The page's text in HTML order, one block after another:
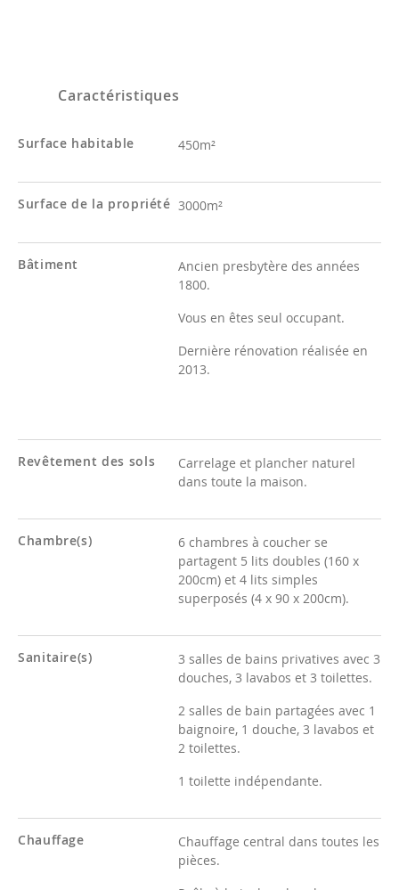
Caractéristiques
Surface habitable 450m²
Surface de la propriété 3000m²
Bâtiment
Ancien presbytère des années
1800.
Vous en êtes seul occupant.
Dernière rénovation réalisée en
2013.
Revêtement des sols
Carrelage et plancher naturel
dans toute la maison.
Chambre(s)
6 chambres à coucher se
partagent 5 lits doubles (160 x
200cm) et 4 lits simples
superposés (4 x 90 x 200cm).
Sanitaire(s)
3 salles de bains privatives avec 3
douches, 3 lavabos et 3 toilettes.
2 salles de bain partagées avec 1
baignoire, 1 douche, 3 lavabos et
2 toilettes.
1 toilette indépendante.
Chauffage
Chauffage central dans toutes les
pièces.